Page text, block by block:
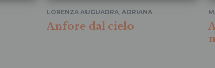
Anfore dal cielo
LORENZA AUGUADRA ADRIANA
RINALDI
TERESANTO
SCROCCARELLO...